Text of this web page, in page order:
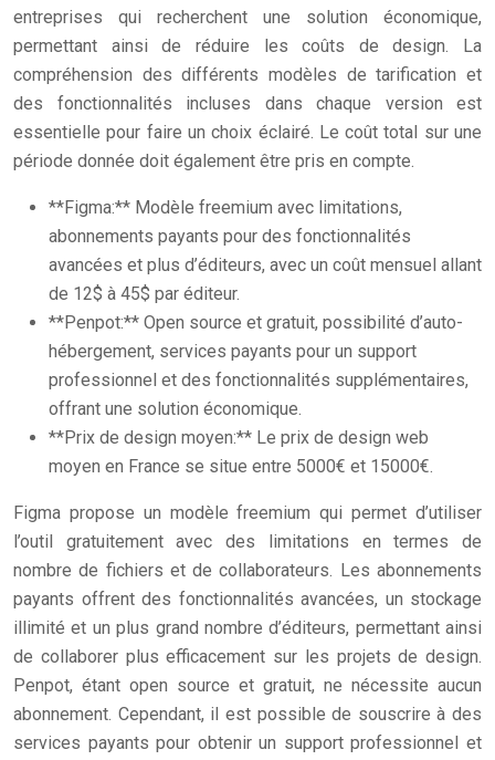
entreprises qui recherchent une solution économique,
permettant ainsi de réduire les coûts de design. La
compréhension des différents modèles de tarification et
des fonctionnalités incluses dans chaque version est
essentielle pour faire un choix éclairé. Le coût total sur une
période donnée doit également être pris en compte.
**Figma:** Modèle freemium avec limitations,
abonnements payants pour des fonctionnalités
avancées et plus d’éditeurs, avec un coût mensuel allant
de 12$ à 45$ par éditeur.
**Penpot:** Open source et gratuit, possibilité d’auto-
hébergement, services payants pour un support
professionnel et des fonctionnalités supplémentaires,
offrant une solution économique.
**Prix de design moyen:** Le prix de design web
moyen en France se situe entre 5000€ et 15000€.
Figma propose un modèle freemium qui permet d’utiliser
l’outil gratuitement avec des limitations en termes de
nombre de fichiers et de collaborateurs. Les abonnements
payants offrent des fonctionnalités avancées, un stockage
illimité et un plus grand nombre d’éditeurs, permettant ainsi
de collaborer plus efficacement sur les projets de design.
Penpot, étant open source et gratuit, ne nécessite aucun
abonnement. Cependant, il est possible de souscrire à des
services payants pour obtenir un support professionnel et